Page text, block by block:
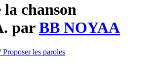
la chanson
parBB NOYAA
les paroles